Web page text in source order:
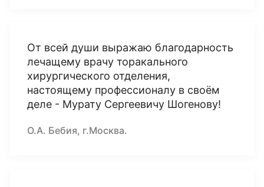
От всей души выражаю благодарность
лечащему врачу торакального
хирургического отделения,
настоящему профессионалу в своём
деле - Мурату Сергеевичу Шогенову!
О.А. Бебия, г.Москва.